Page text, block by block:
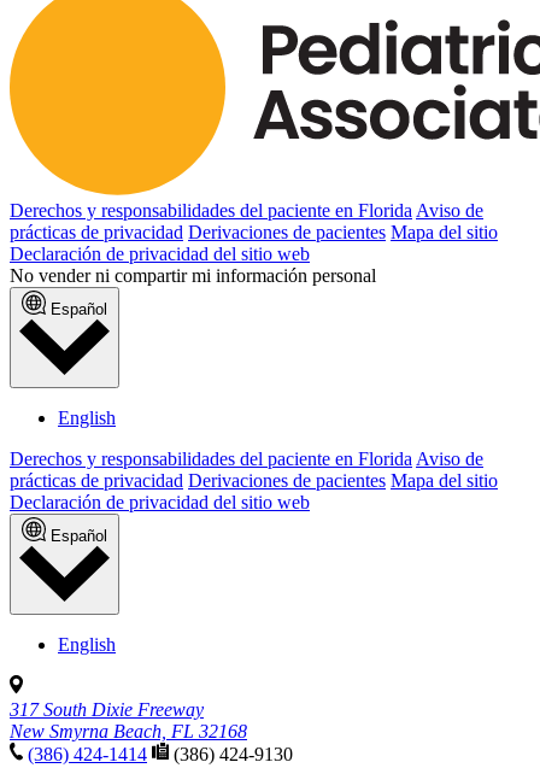
Derechos y responsabilidades del paciente en Florida Aviso de
prácticas de privacidad Derivaciones de pacientes Mapa del sitio
Declaración de privacidad del sitio web
No vender ni compartir mi información personal
Español
English
Derechos y responsabilidades del paciente en Florida Aviso de
prácticas de privacidad Derivaciones de pacientes Mapa del sitio
Declaración de privacidad del sitio web
Español
English
317 South Dixie Freeway
New Smyrna Beach, FL 32168
(386) 424-1414
(386) 424-9130